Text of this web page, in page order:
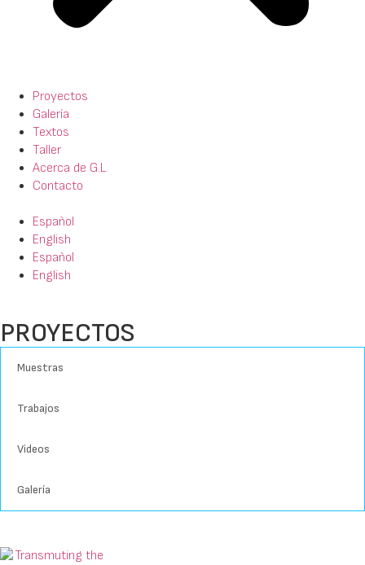
Proyectos
Galería
Textos
Taller
Acerca de G.L.
Contacto
Español
English
Español
English
PROYECTOS
Muestras
Trabajos
Videos
Galería